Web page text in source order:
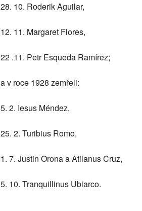
28. 10. Roderik Aguilar,
12. 11. Margaret Flores,
22 .11. Petr Esqueda Ramírez;
a v roce 1928 zemřeli:
5. 2. Iesus Méndez,
25. 2. Turibius Romo,
1. 7. Justin Orona a Atilanus Cruz,
5. 10. Tranquillinus Ubiarco.